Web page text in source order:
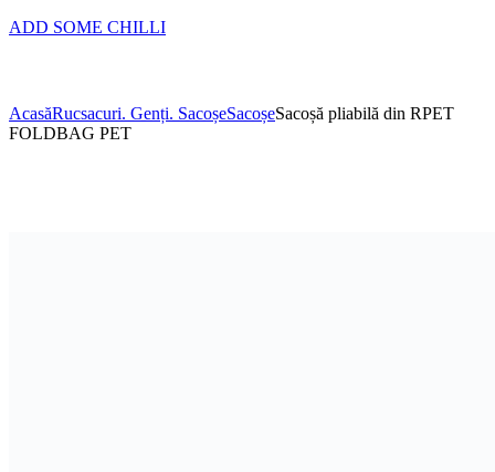
ADD SOME CHILLI
AcasăRucsacuri. Genți. SacoșeSacoșeSacoșă pliabilă din RPET
FOLDBAG PET